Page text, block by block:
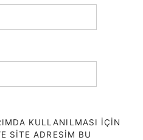
KULLANILMASI IÇIN
SITE ADRESIM BU